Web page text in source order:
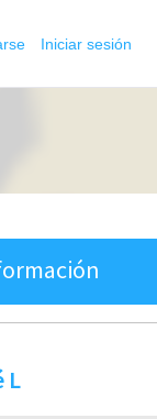
Iniciar sesión
L